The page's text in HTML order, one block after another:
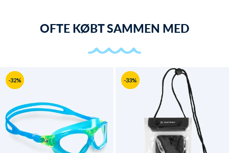
OFTE KØBT SAMMEN MED
-32% -33%